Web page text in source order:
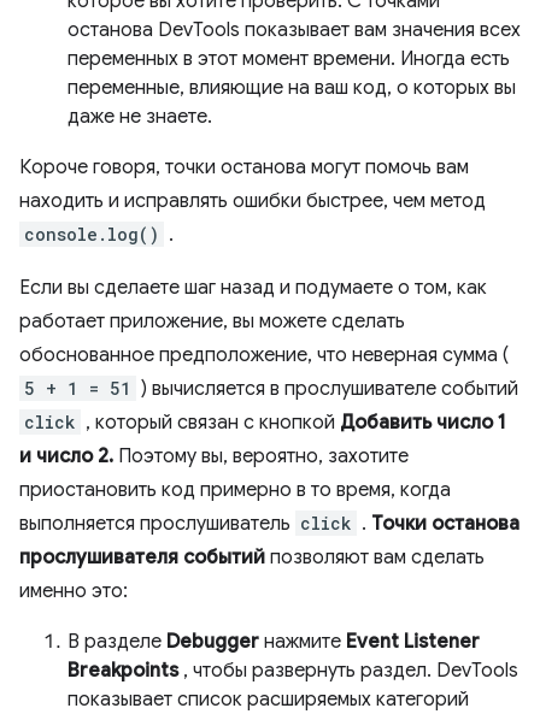
останова DevTools показывает вам значения всех
переменных в этот момент времени. Иногда есть
переменные, влияющие на ваш код, о которых вы
даже не знаете.
Короче говоря, точки останова могут помочь вам
находить и исправлять ошибки быстрее, чем метод
console.log() .
Если вы сделаете шаг назад и подумаете о том, как
работает приложение, вы можете сделать
обоснованное предположение, что неверная сумма (
5 + 1 = 51 ) вычисляется в прослушивателе событий
click , который связан с кнопкой Добавить число 1
и число 2. Поэтому вы, вероятно, захотите
приостановить код примерно в то время, когда
выполняется прослушиватель click . Точки останова
прослушивателя событий позволяют вам сделать
именно это:
В разделе Debugger нажмите Event Listener
Breakpoints, чтобы развернуть раздел. DevTools
показывает список расширяемых категорий